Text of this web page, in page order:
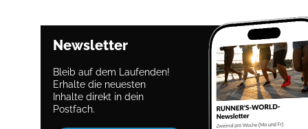
Newsletter
Bleib auf dem Laufenden!
Erhalte die neuesten
Inhalte direkt in dein
Postfach.